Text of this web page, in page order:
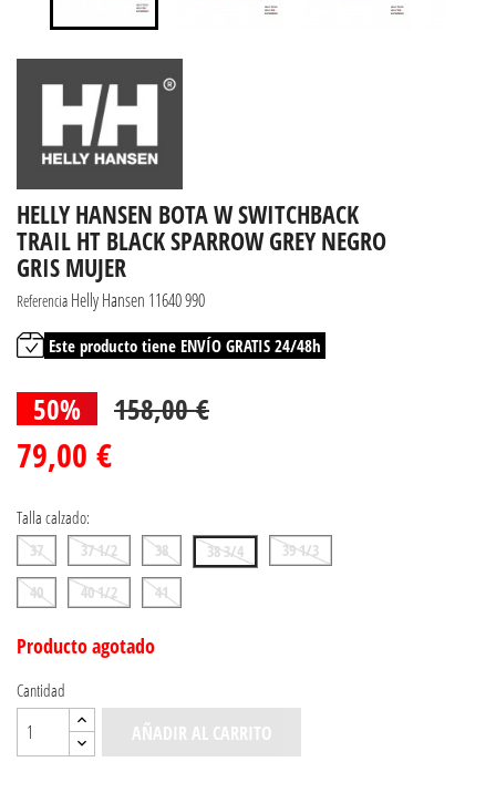
HELLY HANSEN BOTA W SWITCHBACK
TRAIL HT BLACK SPARROW GREY NEGRO
GRIS MUJER
Referencia Helly Hansen 11640 990
Este producto tiene ENVÍO GRATIS 24/48h
50% 158,00 €
79,00 €
Talla calzado:
37 37 1/2 38 38 3/4
39 1/3
40
40 1/2 41
Producto agotado
Cantidad
AÑADIR AL CARRITO